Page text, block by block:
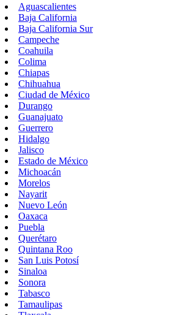
Aguascalientes
Baja California
Baja California Sur
Campeche
Coahuila
Colima
Chiapas
Chihuahua
Ciudad de México
Durango
Guanajuato
Guerrero
Hidalgo
Jalisco
Estado de México
Michoacán
Morelos
Nayarit
Nuevo León
Oaxaca
Puebla
Querétaro
Quintana Roo
San Luis Potosí
Sinaloa
Sonora
Tabasco
Tamaulipas